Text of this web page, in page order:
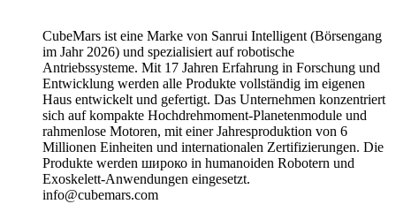
CubeMars ist eine Marke von Sanrui Intelligent (Börsengang
im Jahr 2026) und spezialisiert auf robotische
Antriebssysteme. Mit 17 Jahren Erfahrung in Forschung und
Entwicklung werden alle Produkte vollständig im eigenen
Haus entwickelt und gefertigt. Das Unternehmen konzentriert
sich auf kompakte Hochdrehmoment-Planetenmodule und
rahmenlose Motoren, mit einer Jahresproduktion von 6
Millionen Einheiten und internationalen Zertifizierungen. Die
Produkte werden широко in humanoiden Robotern und
Exoskelett-Anwendungen eingesetzt.
info@cubemars.com